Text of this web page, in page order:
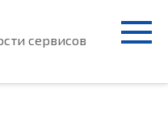
сервисов